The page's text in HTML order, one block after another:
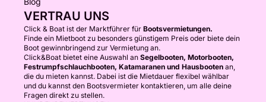
VERTRAU UNS
Click & Boat ist der Marktführer für Bootsvermietungen.
Finde ein Mietboot zu besonders günstigem Preis oder biete dein
Boot gewinnbringend zur Vermietung an.
Click&Boat bietet eine Auswahl an Segelbooten, Motorbooten,
Festrumpfschlauchbooten, Katamaranen und Hausbooten an,
die du mieten kannst. Dabei ist die Mietdauer flexibel wählbar
und du kannst den Bootsvermieter kontaktieren, um alle deine
Fragen direkt zu stellen.